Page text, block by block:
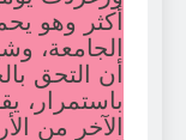
أكثر وهو
الجامعة،
أن التحق
باستمرار،
الآخر من